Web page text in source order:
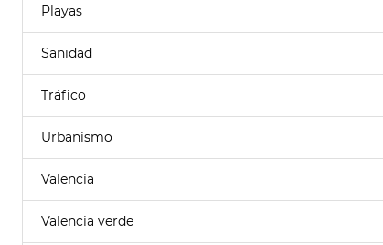
Playas
Sanidad
Tráfico
Urbanismo
Valencia
Valencia verde